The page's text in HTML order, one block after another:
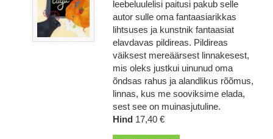
leebeluulelisi paitusi pakub selle
autor sulle oma fantaasiarikkas
lihtsuses ja kunstnik fantaasiat
elavdavas pildireas. Pildireas
väiksest mereäärsest linnakesest,
mis oleks justkui uinunud oma
õndsas rahus ja alandlikus rõõmus,
linnas, kus me sooviksime elada,
sest see on muinasjutuline.
Hind 17,40 €